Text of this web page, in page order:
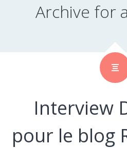
Archive for
Interview
pour le blog